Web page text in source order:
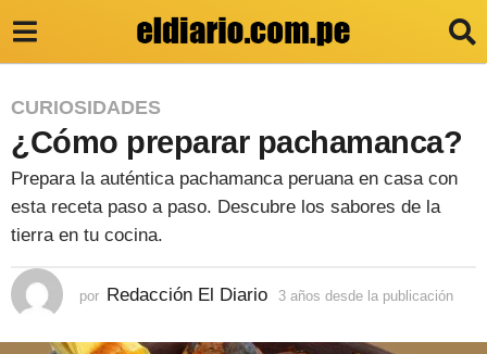
3
a
ñ
o
s
d
e
CURIOSIDADES
¿Cómo preparar pachamanca?
Prepara la auténtica pachamanca peruana en casa con
esta receta paso a paso. Descubre los sabores de la
tierra en tu cocina.
por Redacción El Diario 3 años desde la publicación